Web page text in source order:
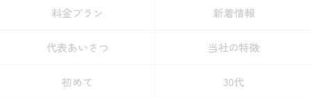
料金プラン 新着情報
代表あいさつ 当社の特徴
初めて 30代